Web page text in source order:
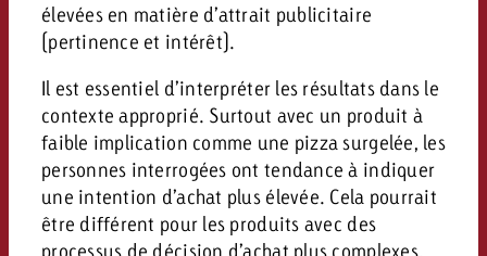
élevées en matière d’attrait publicitaire
(pertinence et intérêt).
Il est essentiel d’interpréter les résultats dans le
contexte approprié. Surtout avec un produit à
faible implication comme une pizza surgelée, les
personnes interrogées ont tendance à indiquer
une intention d’achat plus élevée. Cela pourrait
être différent pour les produits avec des
processus de décision d’achat plus complexes.